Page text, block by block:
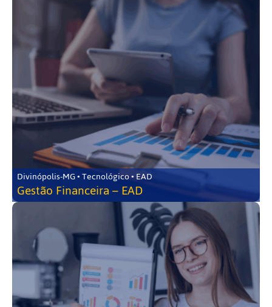
Divinópolis-MG • Tecnológico • EAD
Gestão Financeira – EAD